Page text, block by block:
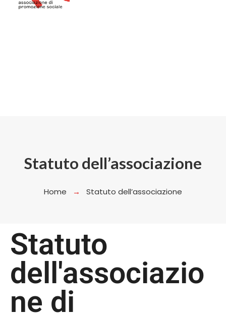
Statuto dell’associazione
Home Statuto dell’associazione
Statuto
dell'associazio
ne di